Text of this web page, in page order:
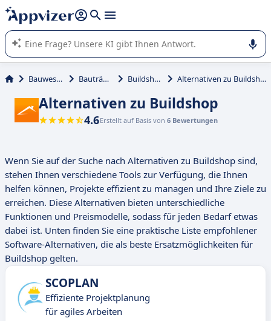
beantworten (mehrere Zeilen mit
Die KI von Appvizer führt Sie bei der Nutzung oder Auswahl
von SaaS-Software in Unternehmen.
Bauwesen Bauträger Buildshop Alternativen zu Buildshop
Alternativen zu Buildshop
4.6Erstellt auf Basis von 6 Bewertungen
Wenn Sie auf der Suche nach Alternativen zu Buildshop sind,
stehen Ihnen verschiedene Tools zur Verfügung, die Ihnen
helfen können, Projekte effizient zu managen und Ihre Ziele zu
erreichen. Diese Alternativen bieten unterschiedliche
Funktionen und Preismodelle, sodass für jeden Bedarf etwas
dabei ist. Unten finden Sie eine praktische Liste empfohlener
Software-Alternativen, die als beste Ersatzmöglichkeiten für
Buildshop gelten.
SCOPLAN
Effiziente Projektplanung
für agiles Arbeiten